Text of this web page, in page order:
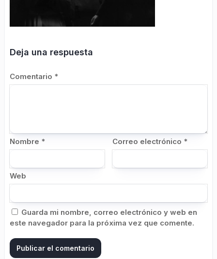
Deja una respuesta
Comentario *
Nombre * Correo electrónico *
Web
Guarda mi nombre, correo electrónico y web en
este navegador para la próxima vez que comente.